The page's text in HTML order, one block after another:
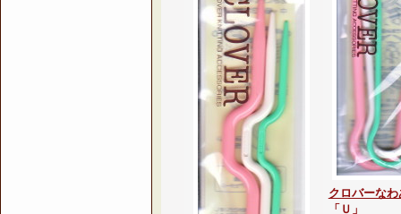
クロバーな
「Ｕ」